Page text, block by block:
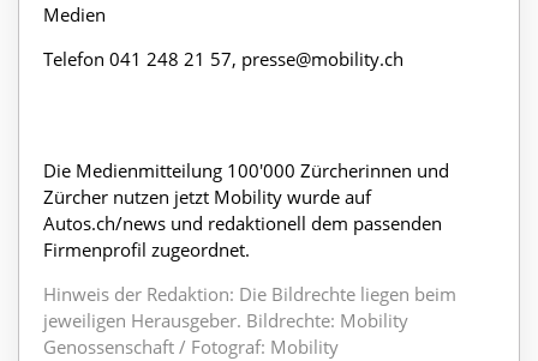
Medien
Telefon 041 248 21 57, presse@mobility.ch
Die Medienmitteilung 100'000 Zürcherinnen und
Zürcher nutzen jetzt Mobility wurde auf
Autos.ch/news und redaktionell dem passenden
Firmenprofil zugeordnet.
Hinweis der Redaktion: Die Bildrechte liegen beim
jeweiligen Herausgeber. Bildrechte: Mobility
Genossenschaft / Fotograf: Mobility